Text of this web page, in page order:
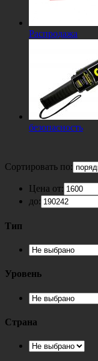
Распродажа
безопасность
Сортировать по:
Цена от:
до:
Тип
Уровень
Страна